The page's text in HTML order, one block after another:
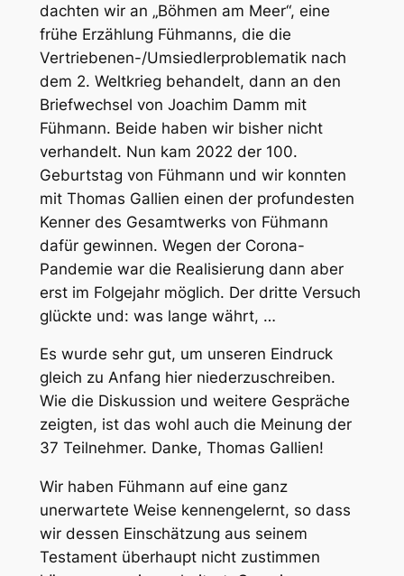
dachten wir an „Böhmen am Meer“, eine
frühe Erzählung Fühmanns, die die
Vertriebenen-/Umsiedlerproblematik nach
dem 2. Weltkrieg behandelt, dann an den
Briefwechsel von Joachim Damm mit
Fühmann. Beide haben wir bisher nicht
verhandelt. Nun kam 2022 der 100.
Geburtstag von Fühmann und wir konnten
mit Thomas Gallien einen der profundesten
Kenner des Gesamtwerks von Fühmann
dafür gewinnen. Wegen der Corona-
Pandemie war die Realisierung dann aber
erst im Folgejahr möglich. Der dritte Versuch
glückte und: was lange währt, …
Es wurde sehr gut, um unseren Eindruck
gleich zu Anfang hier niederzuschreiben.
Wie die Diskussion und weitere Gespräche
zeigten, ist das wohl auch die Meinung der
37 Teilnehmer. Danke, Thomas Gallien!
Wir haben Fühmann auf eine ganz
unerwartete Weise kennengelernt, so dass
wir dessen Einschätzung aus seinem
Testament überhaupt nicht zustimmen